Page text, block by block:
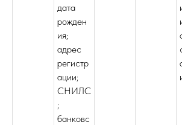
дата
рожден
ия;
адрес
регистр
ации;
СНИЛС
;
банковс